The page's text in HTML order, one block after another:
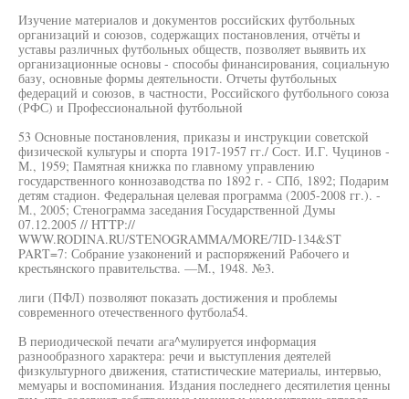
Изучение материалов и документов российских футбольных
организаций и союзов, содержащих постановления, отчёты и
уставы различных футбольных обществ, позволяет выявить их
организационные основы - способы финансирования, социальную
базу, основные формы деятельности. Отчеты футбольных
федераций и союзов, в частности, Российского футбольного союза
(РФС) и Профессиональной футбольной
53 Основные постановления, приказы и инструкции советской
физической культуры и спорта 1917-1957 гг./ Сост. И.Г. Чуцинов -
М., 1959; Памятная книжка по главному управлению
государственного коннозаводства по 1892 г. - СПб, 1892; Подарим
детям стадион. Федеральная целевая программа (2005-2008 гг.). -
М., 2005; Стенограмма заседания Государственной Думы
07.12.2005 // HTTP://
WWW.RODINA.RU/STENOGRAMMA/MORE/7ID-134&ST
PART=7: Собрание узаконений и распоряжений Рабочего и
крестьянского правительства. —М., 1948. №3.
лиги (ПФЛ) позволяют показать достижения и проблемы
современного отечественного футбола54.
В периодической печати ага^мулируется информация
разнообразного характера: речи и выступления деятелей
физкультурного движения, статистические материалы, интервью,
мемуары и воспоминания. Издания последнего десятилетия ценны